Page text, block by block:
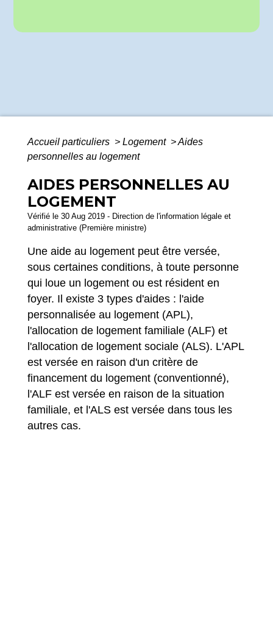
Accueil particuliers > Logement >Aides
personnelles au logement
AIDES PERSONNELLES AU
LOGEMENT
Vérifié le 30 Aug 2019 - Direction de l'information légale et
administrative (Première ministre)
Une aide au logement peut être versée,
sous certaines conditions, à toute personne
qui loue un logement ou est résident en
foyer. Il existe 3 types d'aides : l'aide
personnalisée au logement (APL),
l'allocation de logement familiale (ALF) et
l'allocation de logement sociale (ALS). L'APL
est versée en raison d'un critère de
financement du logement (conventionné),
l'ALF est versée en raison de la situation
familiale, et l'ALS est versée dans tous les
autres cas.